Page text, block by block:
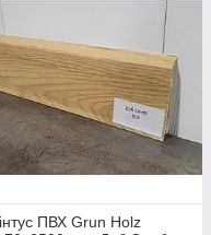
ПВХ Grun Holz